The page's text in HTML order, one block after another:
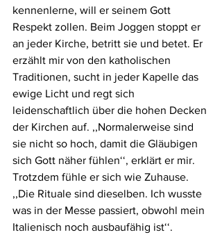
kennenlerne, will er seinem Gott
Respekt zollen. Beim Joggen stoppt er
an jeder Kirche, betritt sie und betet. Er
erzählt mir von den katholischen
Traditionen, sucht in jeder Kapelle das
ewige Licht und regt sich
leidenschaftlich über die hohen Decken
der Kirchen auf. ,,Normalerweise sind
sie nicht so hoch, damit die Gläubigen
sich Gott näher fühlen‘‘, erklärt er mir.
Trotzdem fühle er sich wie Zuhause.
,,Die Rituale sind dieselben. Ich wusste
was in der Messe passiert, obwohl mein
Italienisch noch ausbaufähig ist‘‘.